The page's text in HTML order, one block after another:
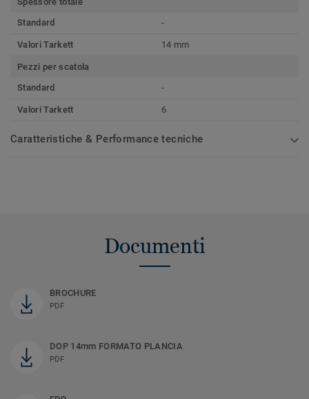
Standard
-
Valori Tarkett 14 mm
Pezzi per scatola
Standard
-
Valori Tarkett 6
Caratteristiche & Performance tecniche
Documenti
BROCHURE
PDF
DOP 14mm FORMATO PLANCIA
PDF